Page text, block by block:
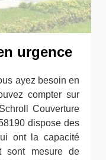
urgence
ayez besoin en
compter sur
Couverture
dispose des
ont la capacité
sont mesure de